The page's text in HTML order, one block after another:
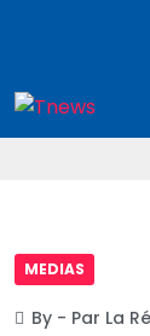
MEDIAS
By - Par La